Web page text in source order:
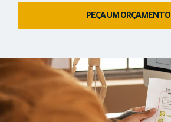
PEÇA UM ORÇAMENTO